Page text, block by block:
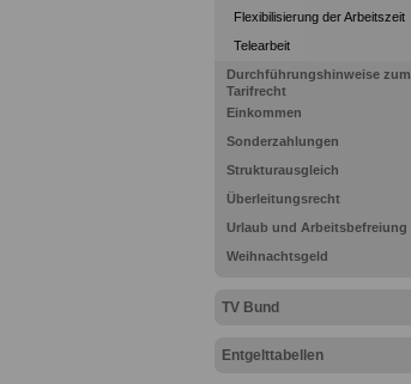
Flexibilisierung der Arbeitszeit
Telearbeit
Durchführungshinweise zum
Tarifrecht
Einkommen
Sonderzahlungen
Strukturausgleich
Überleitungsrecht
Urlaub und Arbeitsbefreiung
Weihnachtsgeld
TV Bund
Entgelttabellen